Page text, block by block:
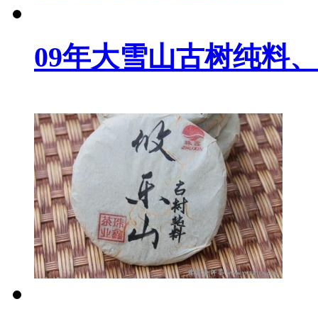
09年大雪山古树纯料